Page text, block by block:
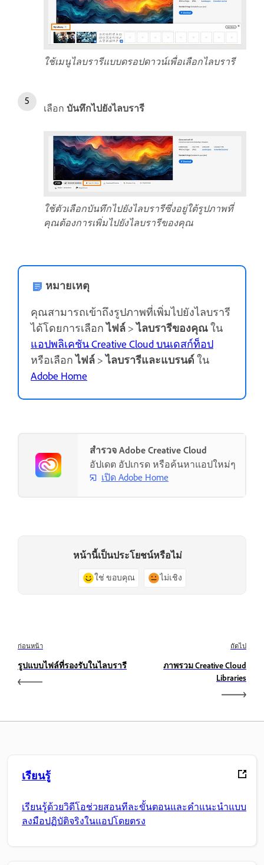
ใช้เมนูไลบรารีแบบดรอปดาวน์เพื่อเลือกไลบรารี
เลือก บันทึกไปยังไลบรารี
ใช้ตัวเลือกบันทึกไปยังไลบรารีซึ่งอยู่ใต้รูปภาพที่
คุณต้องการเพิ่มไปยังไลบรารีของคุณ
หมายเหตุ
คุณสามารถเข้าถึงรูปภาพที่เพิ่มไปยังไลบรารี
ได้โดยการเลือกไฟล์ >ไลบรารีของคุณใน
แอปพลิเคชัน Creative Cloud บนเดสก์ท็อป
หรือเลือกไฟล์ >ไลบรารีและแบรนด์ ใน
Adobe Home
สำรวจ Adobe Creative Cloud
อัปเดต อัปเกรด หรือค้นหาแอปใหม่ๆ
เปิด Adobe Home
หน้านี้เป็นประโยชน์หรือไม่
ใช่ ขอบคุณ ไม่เชิง
ก่อนหน้า
รูปแบบไฟล์ที่รองรับในไลบรารี
ถัดไป
ภาพรวม Creative Cloud
Libraries
เรียนรู้
เรียนรู้ด้วยวิดีโอช่วยสอนทีละขั้นตอนและคำแนะนำแบบ
ลงมือปฏิบัติจริงในแอปโดยตรง